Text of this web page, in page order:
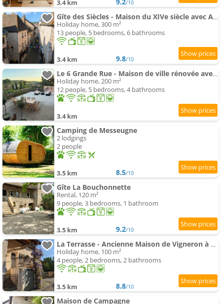
3.4 km 9.2/10
Gîte des Siècles - Maison du XIVe siècle avec Ascenseur et Cinéma
Holiday home, 300 m²
13 people, 5 bedrooms, 6 bathrooms
3.4 km 9.8/10
Le 6 Grande Rue - Maison de ville rénovée avec jardin
Holiday home, 200 m²
12 people, 5 bedrooms, 4 bathrooms
3.4 km
Camping de Messeugne
2 lodgings
2 people
3.5 km 8.5/10
Gîte La Bouchonnette
Rental, 120 m²
9 people, 3 bedrooms, 1 bathroom
3.5 km 9.2/10
La Terrasse - Ancienne Maison de Vigneron à Saint Gengoux
Holiday home, 100 m²
4 people, 2 bedrooms, 2 bathrooms
3.5 km 8.8/10
Maison de Campagne